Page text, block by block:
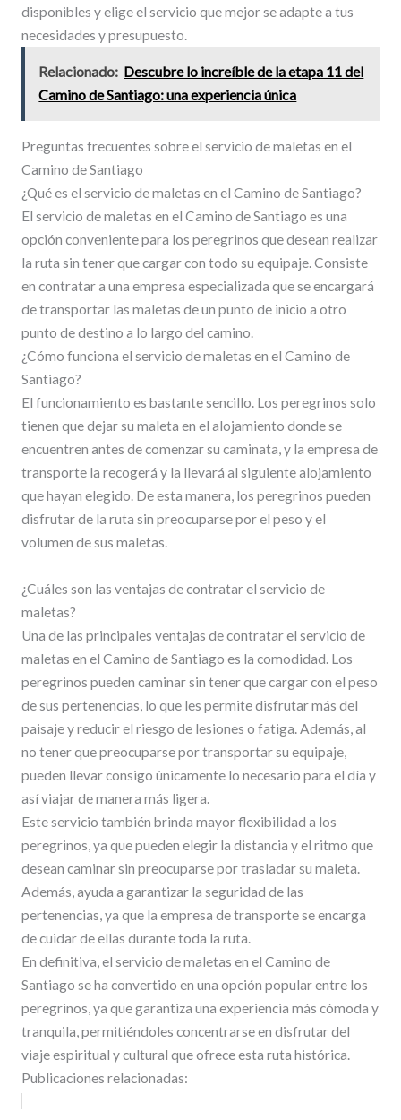
disponibles y elige el servicio que mejor se adapte a tus
necesidades y presupuesto.
Relacionado: Descubre lo increíble de la etapa 11 del
Camino de Santiago: una experiencia única
Preguntas frecuentes sobre el servicio de maletas en el
Camino de Santiago
¿Qué es el servicio de maletas en el Camino de Santiago?
El servicio de maletas en el Camino de Santiago es una
opción conveniente para los peregrinos que desean realizar
la ruta sin tener que cargar con todo su equipaje. Consiste
en contratar a una empresa especializada que se encargará
de transportar las maletas de un punto de inicio a otro
punto de destino a lo largo del camino.
¿Cómo funciona el servicio de maletas en el Camino de
Santiago?
El funcionamiento es bastante sencillo. Los peregrinos solo
tienen que dejar su maleta en el alojamiento donde se
encuentren antes de comenzar su caminata, y la empresa de
transporte la recogerá y la llevará al siguiente alojamiento
que hayan elegido. De esta manera, los peregrinos pueden
disfrutar de la ruta sin preocuparse por el peso y el
volumen de sus maletas.
¿Cuáles son las ventajas de contratar el servicio de
maletas?
Una de las principales ventajas de contratar el servicio de
maletas en el Camino de Santiago es la comodidad. Los
peregrinos pueden caminar sin tener que cargar con el peso
de sus pertenencias, lo que les permite disfrutar más del
paisaje y reducir el riesgo de lesiones o fatiga. Además, al
no tener que preocuparse por transportar su equipaje,
pueden llevar consigo únicamente lo necesario para el día y
así viajar de manera más ligera.
Este servicio también brinda mayor flexibilidad a los
peregrinos, ya que pueden elegir la distancia y el ritmo que
desean caminar sin preocuparse por trasladar su maleta.
Además, ayuda a garantizar la seguridad de las
pertenencias, ya que la empresa de transporte se encarga
de cuidar de ellas durante toda la ruta.
En definitiva, el servicio de maletas en el Camino de
Santiago se ha convertido en una opción popular entre los
peregrinos, ya que garantiza una experiencia más cómoda y
tranquila, permitiéndoles concentrarse en disfrutar del
viaje espiritual y cultural que ofrece esta ruta histórica.
Publicaciones relacionadas: